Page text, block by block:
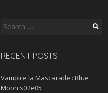
Search
RECENT POSTS
Vampire la Mascarade : Blue
Moon s02e05